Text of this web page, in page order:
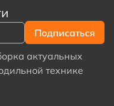
актуальных
технике